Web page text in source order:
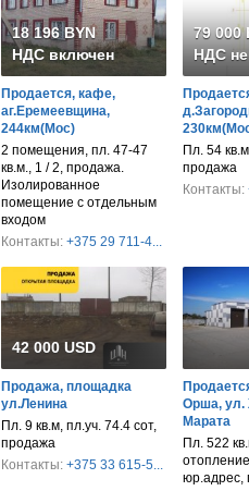
18 196 BYN
НДС включен
Продается, кафе,
аг.Еремеевщина,
244км(Мос)
2 помещения, пл. 47-47
кв.м., 1 / 2, продажа.
Изолированное
помещение с отдельным
входом
Контакты: +375 29 711-4...
79 000
НДС
Пл. 54
продажа
Контакты:
42 000 USD
Продажа, площадка
ул.Ленина
Пл. 9 кв.м, пл.уч. 74.4 сот,
продажа
Контакты: +375 33 615-5...
Орша, ул.
Марата
Пл. 522
юр.адрес,